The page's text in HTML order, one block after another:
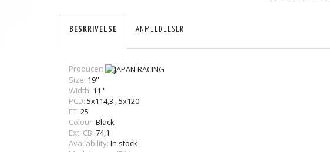
BESKRIVELSE ANMELDELSER
Producer:
Size: 19''
Width: 11''
PCD: 5x114,3 ,5x120
ET: 25
Colour: Black
Ext. CB: 74,1
Availability: In stock